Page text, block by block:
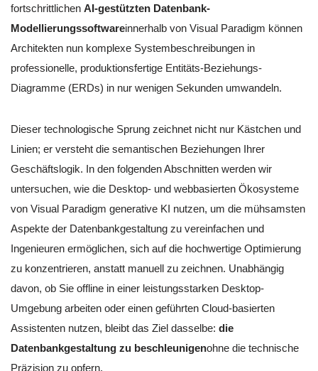
fortschrittlichen AI-gestützten Datenbank-
Modellierungssoftwareinnerhalb von Visual Paradigm können
Architekten nun komplexe Systembeschreibungen in
professionelle, produktionsfertige Entitäts-Beziehungs-
Diagramme (ERDs) in nur wenigen Sekunden umwandeln.
Dieser technologische Sprung zeichnet nicht nur Kästchen und
Linien; er versteht die semantischen Beziehungen Ihrer
Geschäftslogik. In den folgenden Abschnitten werden wir
untersuchen, wie die Desktop- und webbasierten Ökosysteme
von Visual Paradigm generative KI nutzen, um die mühsamsten
Aspekte der Datenbankgestaltung zu vereinfachen und
Ingenieuren ermöglichen, sich auf die hochwertige Optimierung
zu konzentrieren, anstatt manuell zu zeichnen. Unabhängig
davon, ob Sie offline in einer leistungsstarken Desktop-
Umgebung arbeiten oder einen geführten Cloud-basierten
Assistenten nutzen, bleibt das Ziel dasselbe: die
Datenbankgestaltung zu beschleunigenohne die technische
Präzision zu opfern.